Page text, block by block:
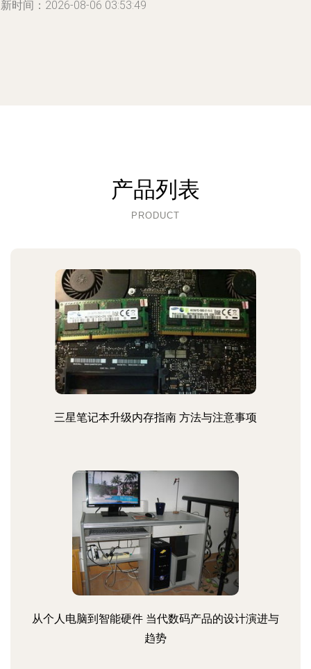
时间：2026-08-06 03:53:49
产品列表
PRODUCT
三星笔记本升级内存指南 方法与注意事项
从个人电脑到智能硬件 当代数码产品的设计演进与
趋势